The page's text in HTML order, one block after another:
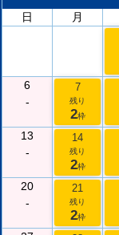
日
月
6
-
7
残り
2枠
13
-
14
残り
2枠
20
-
21
残り
2枠